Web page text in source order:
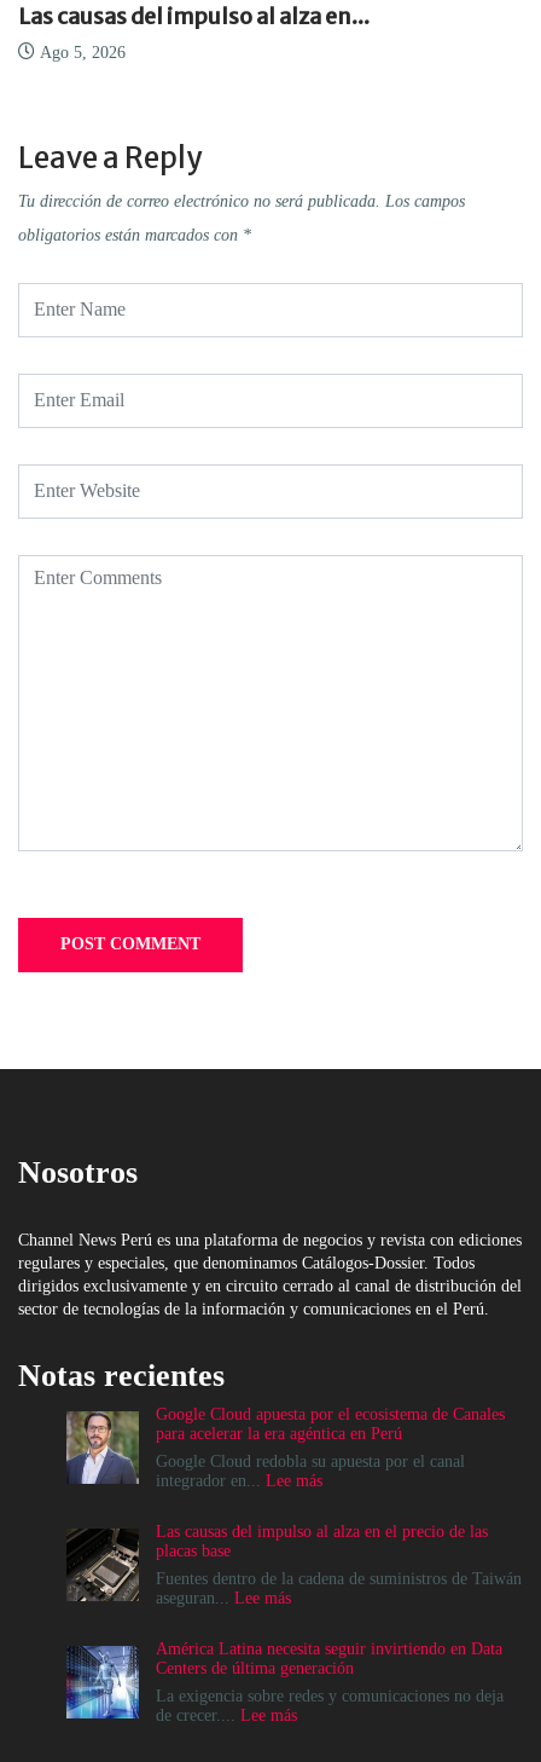
Las causas del impulso al alza en...
Ago 5, 2026
Leave a Reply
Tu dirección de correo electrónico no será publicada. Los campos
obligatorios están marcados con *
Nosotros
Channel News Perú es una plataforma de negocios y revista con ediciones
regulares y especiales, que denominamos Catálogos-Dossier. Todos
dirigidos exclusivamente y en circuito cerrado al canal de distribución del
sector de tecnologías de la información y comunicaciones en el Perú.
Notas recientes
Google Cloud apuesta por el ecosistema de Canales
para acelerar la era agéntica en Perú
Google Cloud redobla su apuesta por el canal
integrador en... Lee más:
apuesta
el
para
acelerar
la
era
Las causas del impulso al alza en el precio de las
placas base
Fuentes dentro de la cadena de suministros de Taiwán
aseguran... Lee más:
del
impulso
al
alza
América Latina necesita seguir invirtiendo en Data
Centers de última generación
La exigencia sobre redes y comunicaciones no deja
de crecer.... Lee más: